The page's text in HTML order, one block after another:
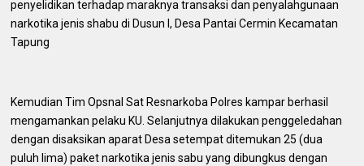
penyelidikan terhadap maraknya transaksi dan penyalahgunaan
narkotika jenis shabu di Dusun I, Desa Pantai Cermin Kecamatan
Tapung
Kemudian Tim Opsnal Sat Resnarkoba Polres kampar berhasil
mengamankan pelaku KU. Selanjutnya dilakukan penggeledahan
dengan disaksikan aparat Desa setempat ditemukan 25 (dua
puluh lima) paket narkotika jenis sabu yang dibungkus dengan